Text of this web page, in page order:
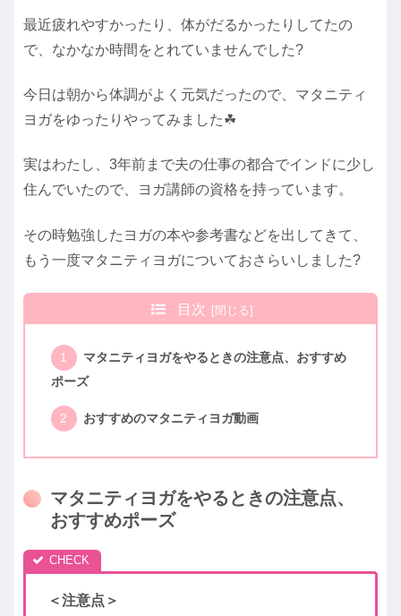
最近疲れやすかったり、体がだるかったりしてたの
で、なかなか時間をとれていませんでした?
今日は朝から体調がよく元気だったので、マタニティ
ヨガをゆったりやってみました☘
実はわたし、3年前まで夫の仕事の都合でインドに少し
住んでいたので、ヨガ講師の資格を持っています。
その時勉強したヨガの本や参考書などを出してきて、
もう一度マタニティヨガについておさらいしました?
目次
マタニティヨガをやるときの注意点、おすすめ
ポーズ
おすすめのマタニティヨガ動画
マタニティヨガをやるときの注意点、
おすすめポーズ
＜注意点＞